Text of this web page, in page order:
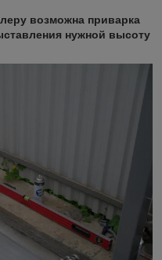
возможна приварка
нужной высоту